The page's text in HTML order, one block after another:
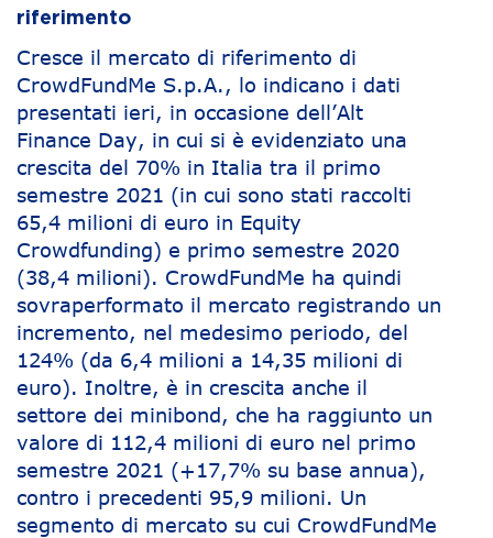
riferimento
Cresce il mercato di riferimento di
CrowdFundMe S.p.A., lo indicano i dati
presentati ieri, in occasione dell’Alt
Finance Day, in cui si è evidenziato una
crescita del 70% in Italia tra il primo
semestre 2021 (in cui sono stati raccolti
65,4 milioni di euro in Equity
Crowdfunding) e primo semestre 2020
(38,4 milioni). CrowdFundMe ha quindi
sovraperformato il mercato registrando un
incremento, nel medesimo periodo, del
124% (da 6,4 milioni a 14,35 milioni di
euro). Inoltre, è in crescita anche il
settore dei minibond, che ha raggiunto un
valore di 112,4 milioni di euro nel primo
semestre 2021 (+17,7% su base annua),
contro i precedenti 95,9 milioni. Un
segmento di mercato su cui CrowdFundMe